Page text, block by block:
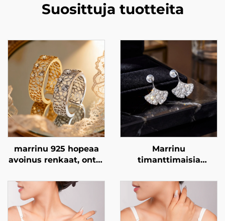
Suosittuja tuotteita
marrinu 925 hopeaa
avoinus renkaat, ontto
renkaat,
eksklusiivinen
ylellisyys
mukautettava rengas
Marrinu
timanttimaisia
ginkgo-lehden
muotoinen korvakoru |
925-